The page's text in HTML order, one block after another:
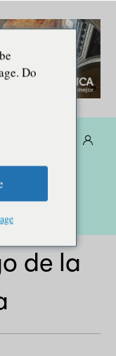
de la
Do